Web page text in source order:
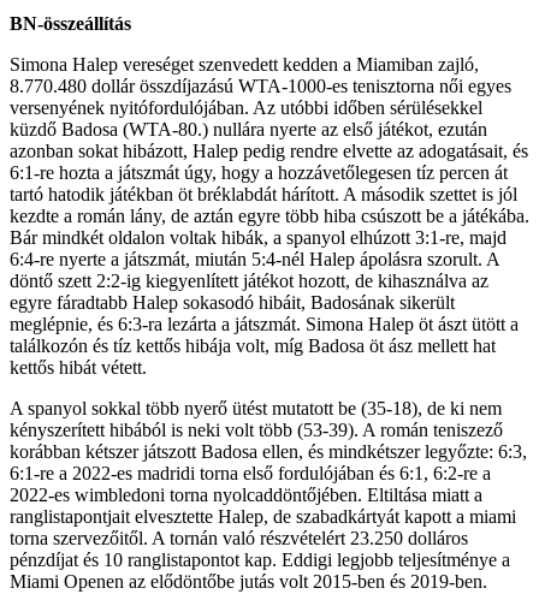
BN-összeállítás
Simona Halep vereséget szenvedett kedden a Miamiban zajló,
8.770.480 dollár összdíjazású WTA-1000-es tenisztorna női egyes
versenyének nyitófordulójában. Az utóbbi időben sérülésekkel
küzdő Badosa (WTA-80.) nullára nyerte az első játékot, ezután
azonban sokat hibázott, Halep pedig rendre elvette az adogatásait, és
6:1-re hozta a játszmát úgy, hogy a hozzávetőlegesen tíz percen át
tartó hatodik játékban öt bréklabdát hárított. A második szettet is jól
kezdte a román lány, de aztán egyre több hiba csúszott be a játékába.
Bár mindkét oldalon voltak hibák, a spanyol elhúzott 3:1-re, majd
6:4-re nyerte a játszmát, miután 5:4-nél Halep ápolásra szorult. A
döntő szett 2:2-ig kiegyenlített játékot hozott, de kihasználva az
egyre fáradtabb Halep sokasodó hibáit, Badosának sikerült
meglépnie, és 6:3-ra lezárta a játszmát. Simona Halep öt ászt ütött a
találkozón és tíz kettős hibája volt, míg Badosa öt ász mellett hat
kettős hibát vétett.
A spanyol sokkal több nyerő ütést mutatott be (35-18), de ki nem
kényszerített hibából is neki volt több (53-39). A román teniszező
korábban kétszer játszott Badosa ellen, és mindkétszer legyőzte: 6:3,
6:1-re a 2022-es madridi torna első fordulójában és 6:1, 6:2-re a
2022-es wimbledoni torna nyolcaddöntőjében. Eltiltása miatt a
ranglistapontjait elvesztette Halep, de szabadkártyát kapott a miami
torna szervezőitől. A tornán való részvételért 23.250 dolláros
pénzdíjat és 10 ranglistapontot kap. Eddigi legjobb teljesítménye a
Miami Openen az elődöntőbe jutás volt 2015-ben és 2019-ben.